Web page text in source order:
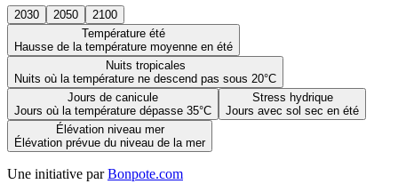
2030 2050
2100
Température été
Hausse de la température moyenne en été
Nuits tropicales
Nuits où la température ne descend pas sous 20°C
Jours de canicule
Jours où la température dépasse 35°C
Stress hydrique
Jours avec sol sec en été
Élévation niveau mer
Élévation prévue du niveau de la mer
Une initiative par Bonpote.com